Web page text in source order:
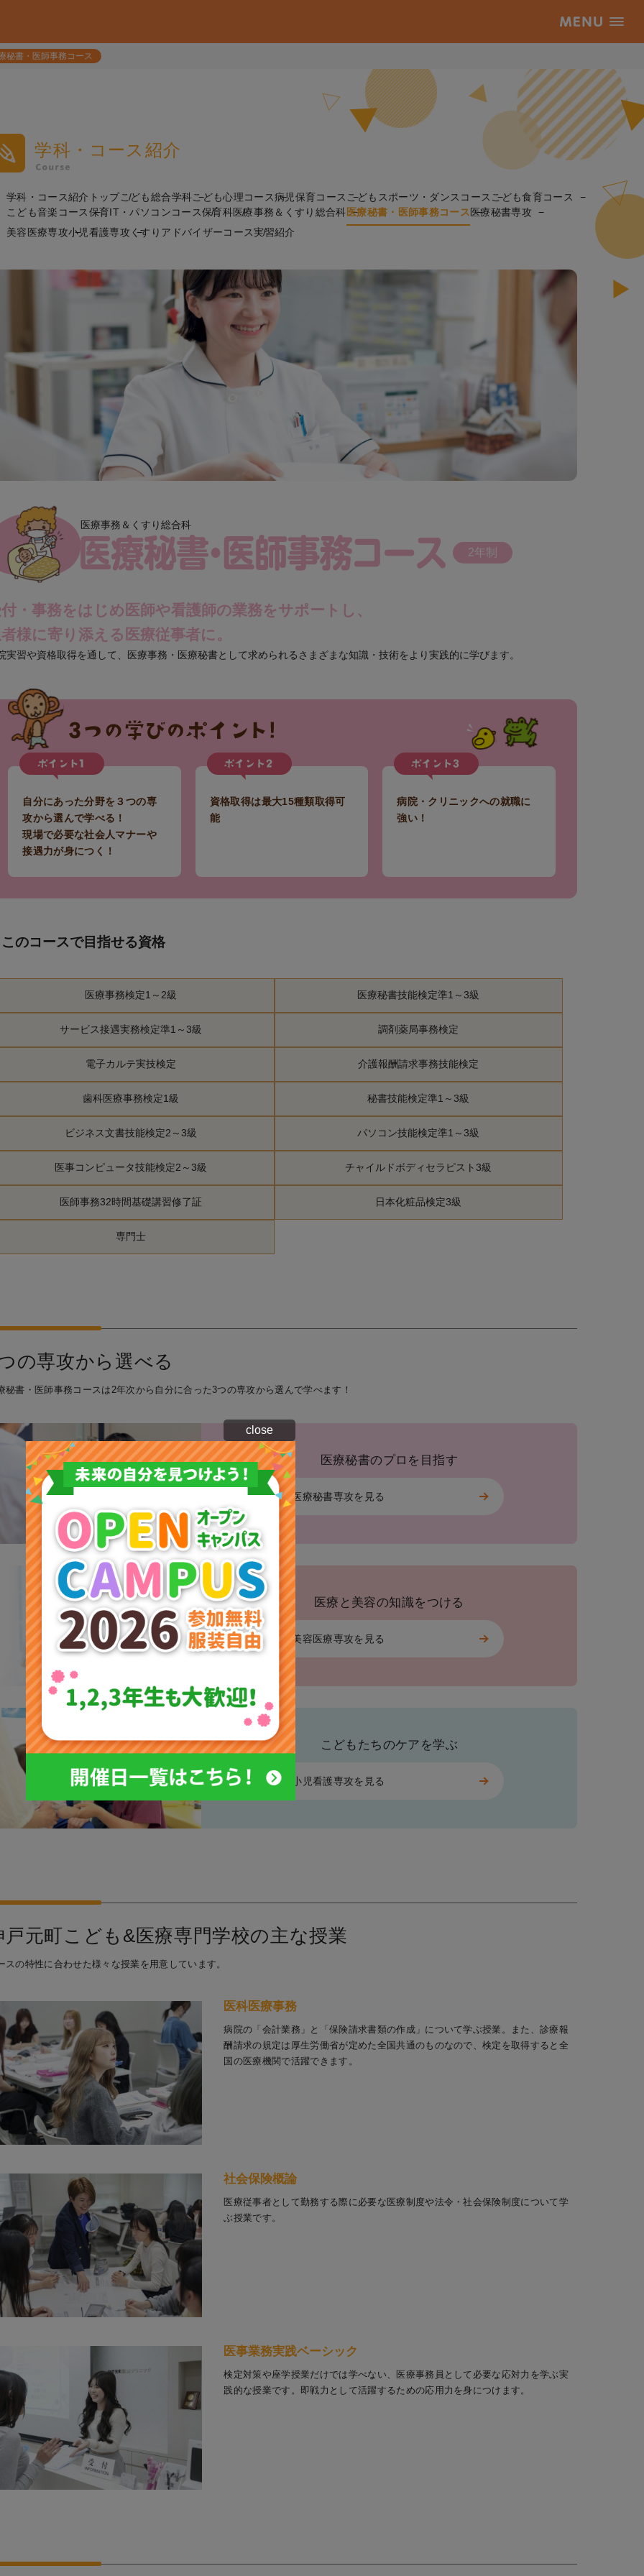
秘書・医師事務コース
学科・コース紹介
学科・コース紹介トップこども総合学科こども心理コース病児保育コース こどもスポーツ・ダンスコース こども食育コース
こども音楽コース保育IT・パソコンコース保育科医療事務＆くすり総合科医療秘書・医師事務コース 医療秘書専攻
美容医療専攻小児看護専攻 くすりアドバイザーコース実習紹介
医療事務＆くすり総合科
2年制
・事務をはじめ医師や看護師の業務をサポートし、
様に寄り添える医療従事者に。
実習や資格取得を通して、医療事務・医療秘書として求められるさまざまな知識・技術をより実践的に学びます。
自分にあった分野を３つの専
攻から選んで学べる！
現場で必要な社会人マナーや
接遇力が身につく！
資格取得は最大15種類取得可
能
病院・クリニックへの就職に
強い！
このコースで目指せる資格
医療事務検定1～2級 医療秘書技能検定準1～3級
サービス接遇実務検定準1～3級 調剤薬局事務検定
電子カルテ実技検定 介護報酬請求事務技能検定
歯科医療事務検定1級 秘書技能検定準1～3級
ビジネス文書技能検定2～3級 パソコン技能検定準1～3級
医事コンピュータ技能検定2～3級 チャイルドボディセラピスト3級
医師事務32時間基礎講習修了証 日本化粧品検定3級
専門士
の専攻から選べる
秘書・医師事務コースは2年次から自分に合った3つの専攻から選んで学べます！
医療秘書のプロを目指す
医療秘書専攻を見る
医療と美容の知識をつける
美容医療専攻を見る
こどもたちのケアを学ぶ
小児看護専攻を見る
戸元町こども&医療専門学校の主な授業
スの特性に合わせた様々な授業を用意しています。
医科医療事務
病院の「会計業務」と「保険請求書類の作成」について学ぶ授業。また、診療報
酬請求の規定は厚生労働省が定めた全国共通のものなので、検定を取得すると全
国の医療機関で活躍できます。
社会保険概論
医療従事者として勤務する際に必要な医療制度や法令・社会保険制度について学
ぶ授業です。
医事業務実践ベーシック
検定対策や座学授業だけでは学べない、医療事務員として必要な応対力を学ぶ実
践的な授業です。即戦力として活躍するための応用力を身につけます。
close